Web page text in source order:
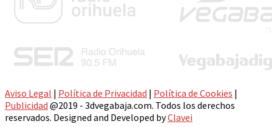
Aviso Legal | Política de Privacidad | Política de Cookies |
Publicidad @2019 - 3dvegabaja.com. Todos los derechos
reservados. Designed and Developed byClavei